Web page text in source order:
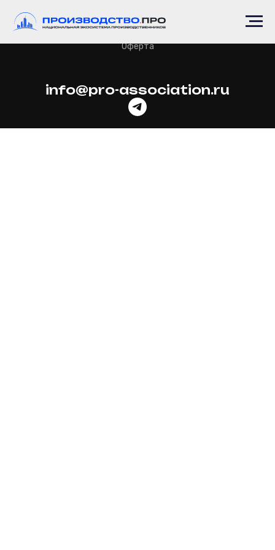
Политика конфиденциальности
Оферта
info@pro-association.ru